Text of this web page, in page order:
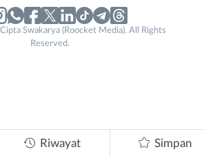
Riwayat Simpan
Swakarya (Roocket Media). All Rights
Reserved.